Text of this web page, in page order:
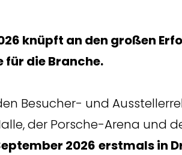
knüpft an den großen
für die Branche.
Besucher- und
der Porsche-Arena und
2026 erstmals in